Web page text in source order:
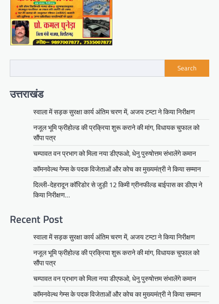
Search
उत्तराखंड
स्वाला में सड़क सुरक्षा कार्य अंतिम चरण में, अजय टम्टा ने किया निरीक्षण
नजूल भूमि फ्रीहोल्ड की प्रक्रिया शुरू कराने की मांग, विधायक चुफाल को
सौंपा पत्र
चम्पावत वन प्रभाग को मिला नया डीएफओ, धेनु पुरुषोत्तम संभालेंगे कमान
कॉमनवेल्थ गेम्स के पदक विजेताओं और कोच का मुख्यमंत्री ने किया सम्मान
दिल्ली-देहरादून कॉरिडोर से जुड़ी 12 किमी ग्रीनफील्ड बाईपास का डीएम ने
किया निरीक्षण…
Recent Post
स्वाला में सड़क सुरक्षा कार्य अंतिम चरण में, अजय टम्टा ने किया निरीक्षण
नजूल भूमि फ्रीहोल्ड की प्रक्रिया शुरू कराने की मांग, विधायक चुफाल को
सौंपा पत्र
चम्पावत वन प्रभाग को मिला नया डीएफओ, धेनु पुरुषोत्तम संभालेंगे कमान
कॉमनवेल्थ गेम्स के पदक विजेताओं और कोच का मुख्यमंत्री ने किया सम्मान